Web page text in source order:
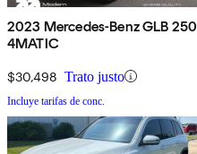
2023 Mercedes-Benz GLB 250
4MATIC
$30,498 Trato justo
Incluye tarifas de conc.